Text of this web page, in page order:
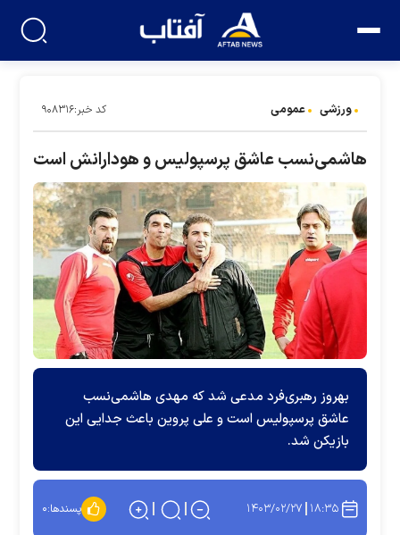
ورزشی عمومی کد خبر:۹۰۸۳۱۶
هاشمی‌نسب عاشق پرسپولیس و هودارانش است
بهروز رهبری‌فرد مدعی شد که مهدی هاشمی‌نسب
عاشق پرسپولیس است و علی پروین باعث جدایی این
بازیکن شد.
۱۸:۳۵ ۱۴۰۳/۰۲/۲۷ پسندها:۰